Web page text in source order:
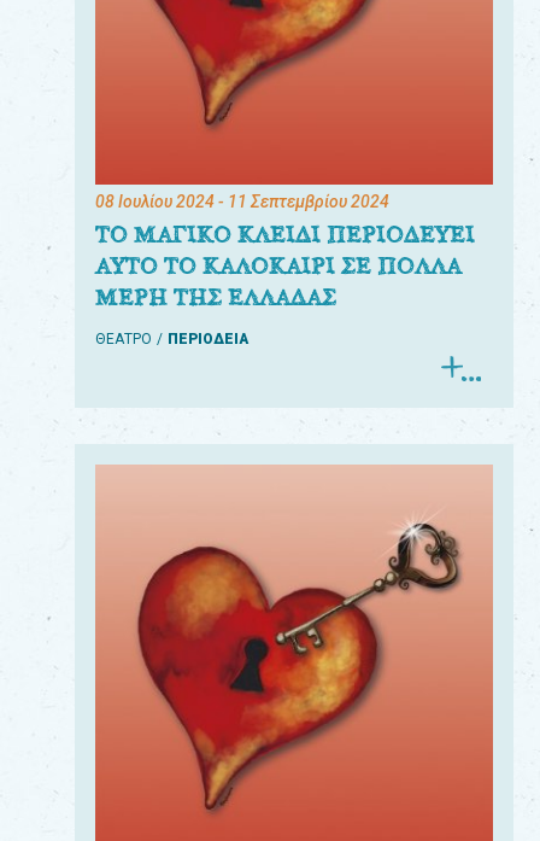
08 Ιουλίου 2024- 11 Σεπτεμβρίου 2024
ΤΟ ΜΑΓΙΚΟ ΚΛΕΙΔΙ ΠΕΡΙΟΔΕΥΕΙ
ΑΥΤΟ ΤΟ ΚΑΛΟΚΑΙΡΙ ΣΕ ΠΟΛΛΑ
ΜΕΡΗ ΤΗΣ ΕΛΛΑΔΑΣ
ΘΕΑΤΡΟ ΠΕΡΙΟΔΕΙΑ